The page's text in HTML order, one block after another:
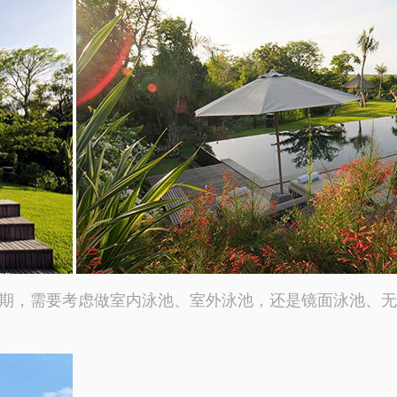
，需要考虑做室内泳池、室外泳池，还是镜面泳池、